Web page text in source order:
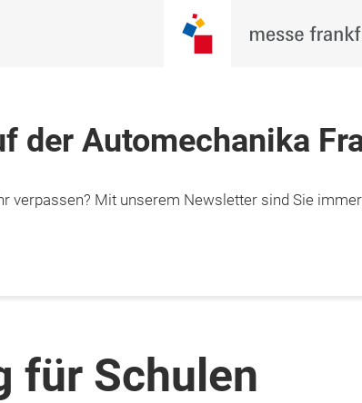
der Automechanika
verpassen? Mit unserem Newsletter sind Sie
für Schulen